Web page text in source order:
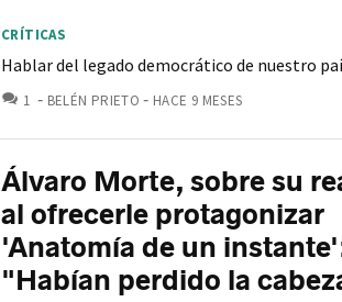
CRÍTICAS
Hablar del legado democrático de nuestro
1 COMENTARIOS
BELÉN PRIETO HACE 9 MESES
Álvaro Morte, sobre su
al ofrecerle protagonizar
'Anatomía de un
"Habían perdido la